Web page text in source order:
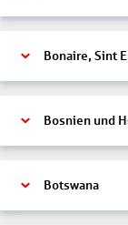
Bosnien und
Botswana